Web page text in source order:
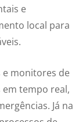
e
local para
e monitores de
tempo real,
Já na